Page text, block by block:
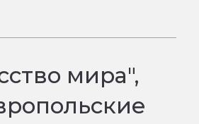
мира",